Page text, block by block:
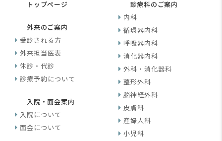
トップページ
外来のご案内
受診される方
外来担当医表
休診・代診
診療予約について
入院・面会案内
入院について
面会について
診療科のご案内
内科
循環器内科
呼吸器内科
消化器内科
外科・消化器科
整形外科
脳神経外科
皮膚科
産婦人科
小児科